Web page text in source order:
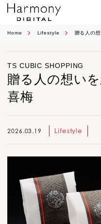
Home Lifestyle 贈る人の
TS CUBIC SHOPPING
贈る人の想い
喜梅
2026.03.19 Lifestyle